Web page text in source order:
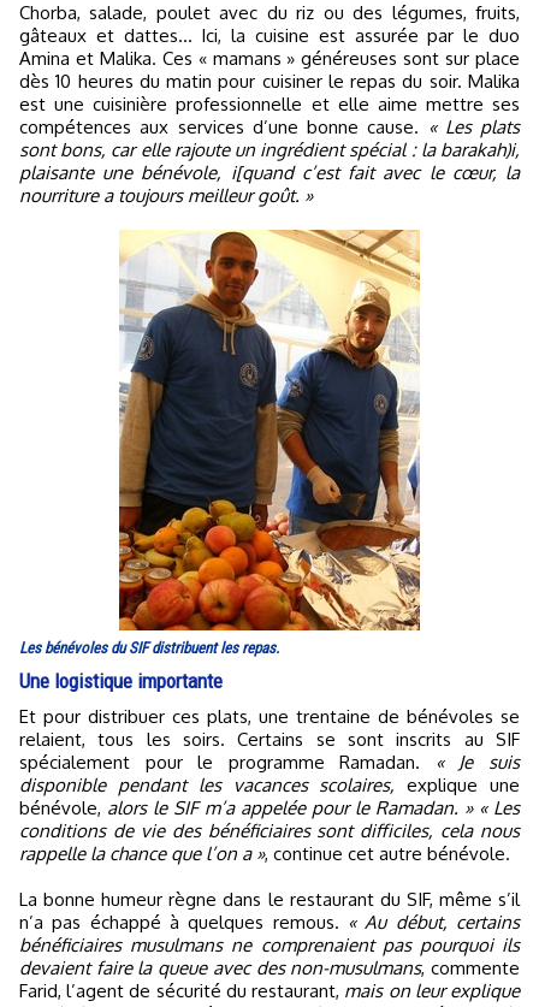
Chorba, salade, poulet avec du riz ou des légumes, fruits,
gâteaux et dattes... Ici, la cuisine est assurée par le duo
Amina et Malika. Ces « mamans » généreuses sont sur place
dès 10 heures du matin pour cuisiner le repas du soir. Malika
est une cuisinière professionnelle et elle aime mettre ses
compétences aux services d’une bonne cause. « Les plats
sont bons, car elle rajoute un ingrédient spécial : la barakah)i,
plaisante une bénévole, i[quand c’est fait avec le cœur, la
nourriture a toujours meilleur goût. »
Les bénévoles du SIF distribuent les repas.
Une logistique importante
Et pour distribuer ces plats, une trentaine de bénévoles se
relaient, tous les soirs. Certains se sont inscrits au SIF
spécialement pour le programme Ramadan.
« Je suis
disponible pendant les vacances scolaires,explique une
bénévole, alors le SIF m’a appelée pour le Ramadan. » « Les
conditions de vie des bénéficiaires sont difficiles, cela nous
rappelle la chance que l’on a », continue cet autre bénévole.
La bonne humeur règne dans le restaurant du SIF, même s’il
n’a pas échappé à quelques remous. « Au début, certains
bénéficiaires musulmans ne comprenaient pas pourquoi ils
devaient faire la queue avec des non-musulmans, commente
Farid, l’agent de sécurité du restaurant, mais on leur explique